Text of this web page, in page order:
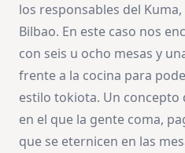
los responsables del
Bilbao. En este caso nos
con seis u ocho mesas y
frente a la cocina para
estilo tokiota. Un
en el que la gente coma,
que se eternicen en las